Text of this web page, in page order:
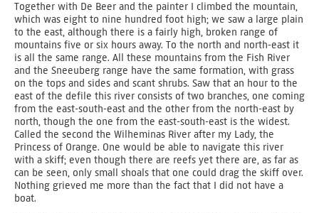
Together with De Beer and the painter I climbed the mountain,
which was eight to nine hundred foot high; we saw a large plain
to the east, although there is a fairly high, broken range of
mountains five or six hours away. To the north and north-east it
is all the same range. All these mountains from the Fish River
and the Sneeuberg range have the same formation, with grass
on the tops and sides and scant shrubs. Saw that an hour to the
east of the defile this river consists of two branches, one coming
from the east-south-east and the other from the north-east by
north, though the one from the east-south-east is the widest.
Called the second the Wilheminas River after my Lady, the
Princess of Orange. One would be able to navigate this river
with a skiff; even though there are reefs yet there are, as far as
can be seen, only small shoals that one could drag the skiff over.
Nothing grieved me more than the fact that I did not have a
boat.